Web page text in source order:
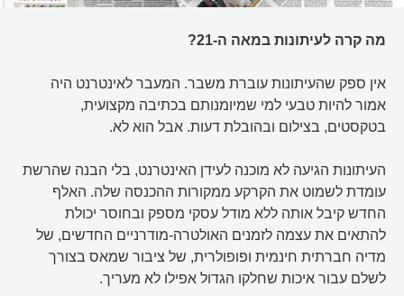
מה קרה לעיתונות במאה ה-21?
אין ספק שהעיתונות עוברת משבר. המעבר לאינטרנט היה
אמור להיות טבעי למי שמיומנותם בכתיבה מקצועית,
בטקסטים, בצילום ובהובלת דעות. אבל הוא לא.
העיתונות הגיעה לא מוכנה לעידן האינטרנט, בלי הבנה שהרשת
עומדת לשמוט את הקרקע ממקורות ההכנסה שלה. האלף
החדש קיבל אותה ללא מודל עסקי מספק ובחוסר יכולת
להתאים את עצמה לזמנים האולטרה-מודרניים החדשים, של
מדיה חברתית חינמית ופופולרית, של ציבור שמאס בצורך
לשלם עבור איכות שחלקו הגדול אפילו לא מעריך.